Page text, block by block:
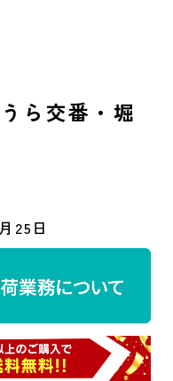
ら交番・堀
25日